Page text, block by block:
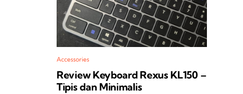
Accessories
Review Keyboard Rexus KL150 –
Tipis dan Minimalis